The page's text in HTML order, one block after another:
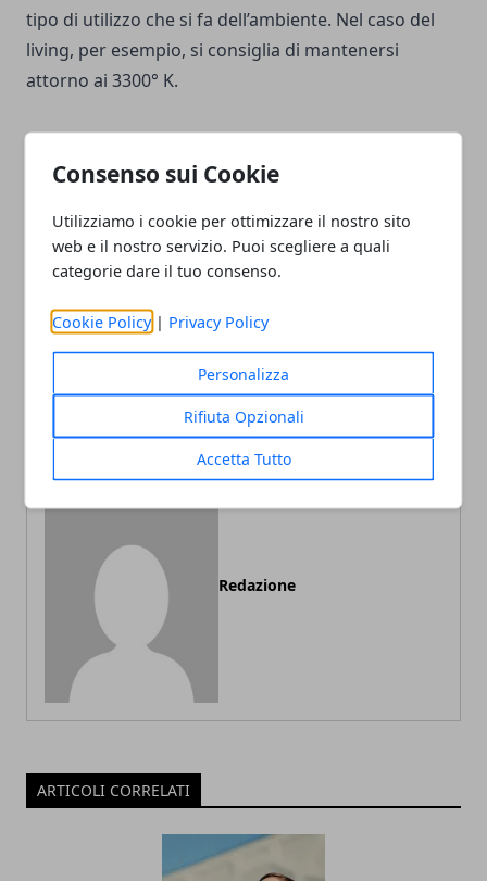
Consenso sui Cookie
Utilizziamo i cookie per ottimizzare il nostro sito
web e il nostro servizio. Puoi scegliere a quali
categorie dare il tuo consenso.
Cookie Policy | Privacy Policy
Personalizza
Rifiuta Opzionali
Accetta Tutto
tipo di utilizzo che si fa dell’ambiente. Nel caso del
living, per esempio, si consiglia di mantenersi
attorno ai 3300° K.
FacebookTwitterWhatsapp
Articolo Precedente
produttività: sono
Le zone di Milano più "in"
per comprare casa
Redazione
ARTICOLI CORRELATI